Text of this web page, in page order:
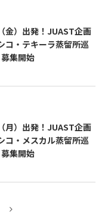
金）出発！JUAST企画
コ・テキーラ蒸留所巡
集開始
月）出発！JUAST企画
コ・メスカル蒸留所巡
集開始